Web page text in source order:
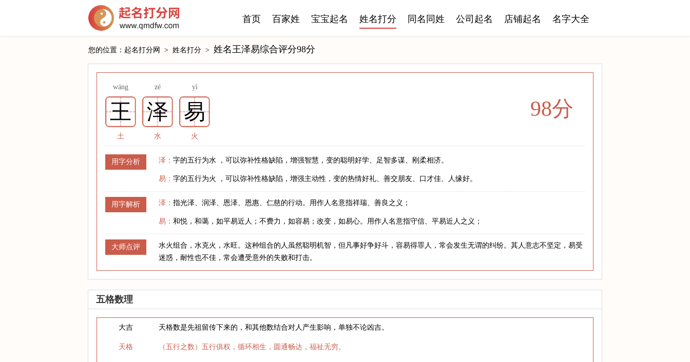
首页 百家姓 宝宝起名 姓名打分 同名同姓 公司起名 店铺起名 名字大全
您的位置： 起名打分网 > 姓名打分 > 姓名王泽易综合评分98分
wáng zé yì
王 泽 易
土 水 火
98分
用字分析 泽： 字的五行为水 ，可以弥补性格缺陷，增强智慧，变的聪明好学、足智多谋、刚柔相济。
易： 字的五行为火 ，可以弥补性格缺陷，增强主动性，变的热情好礼、善交朋友、口才佳、人缘好。
用字解析 泽： 指光泽、润泽、恩泽、恩惠、仁慈的行动。用作人名意指祥瑞、善良之义；
易： 和悦，和蔼，如平易近人；不费力，如容易；改变，如易心。用作人名意指守信、平易近人之义；
大师点评
水火组合，水克火，水旺。这种组合的人虽然聪明机智，但凡事好争好斗，容易得罪人，常会发生无谓的纠纷。其人意志不坚定，易受
迷惑，耐性也不佳，常会遭受意外的失败和打击。
五格数理
大吉
天格
天格数是先祖留传下来的，和其他数结合对人产生影响，单独不论凶吉。
（五行之数）五行俱权，循环相生，圆通畅达，福祉无穷。